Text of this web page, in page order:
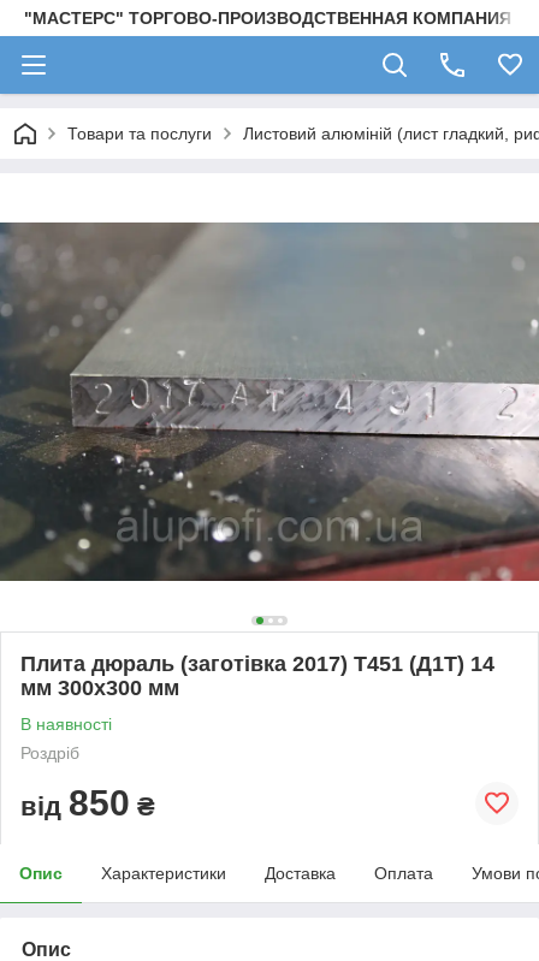
"МАСТЕРС" ТОРГОВО-ПРОИЗВОДСТВЕННАЯ КОМПАНИЯ
Товари та послуги Листовий алюміній (лист гладкий,
Плита дюраль (заготівка 2017) T451 (Д1Т) 14
мм 300х300 мм
В наявності
Роздріб
від 850 ₴
Опис Характеристики Доставка Оплата Умови
Опис